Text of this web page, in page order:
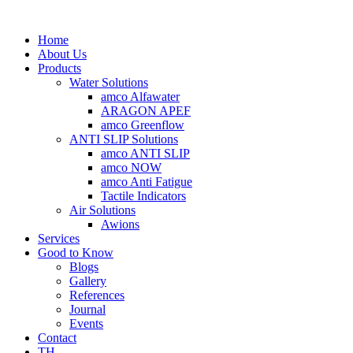
Home
About Us
Products
Water Solutions
amco Alfawater
ARAGON APEF
amco Greenflow
ANTI SLIP Solutions
amco ANTI SLIP
amco NOW
amco Anti Fatigue
Tactile Indicators
Air Solutions
Awions
Services
Good to Know
Blogs
Gallery
References
Journal
Events
Contact